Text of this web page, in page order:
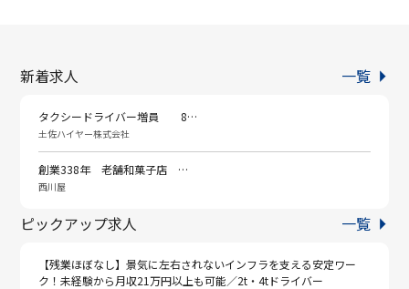
新着求人
タクシードライバー増員 8…
土佐ハイヤー株式会社
創業338年 老舗和菓子店 …
西川屋
一覧
ピックアップ求人
【残業ほぼなし】景気に左右されないインフラを支える安定ワー
ク！未経験から月収21万円以上も可能／2t・4tドライバー
一覧